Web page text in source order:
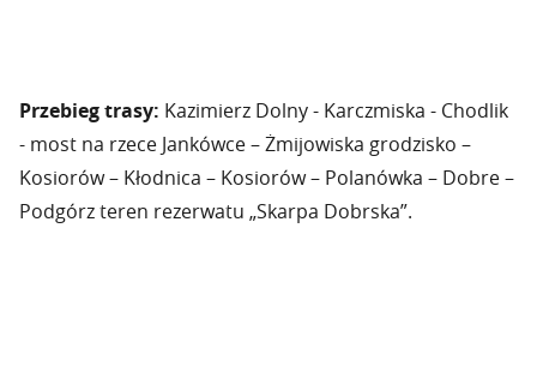
Przebieg trasy: Kazimierz Dolny - Karczmiska - Chodlik
- most na rzece Jankówce – Żmijowiska grodzisko –
Kosiorów – Kłodnica – Kosiorów – Polanówka – Dobre –
Podgórz teren rezerwatu „Skarpa Dobrska”.